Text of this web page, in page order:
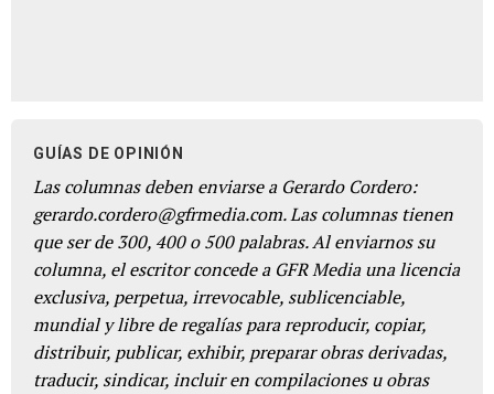
GUÍAS DE OPINIÓN
Las columnas deben enviarse a Gerardo Cordero:
gerardo.cordero@gfrmedia.com. Las columnas tienen
que ser de 300, 400 o 500 palabras. Al enviarnos su
columna, el escritor concede a GFR Media una licencia
exclusiva, perpetua, irrevocable, sublicenciable,
mundial y libre de regalías para reproducir, copiar,
distribuir, publicar, exhibir, preparar obras derivadas,
traducir, sindicar, incluir en compilaciones u obras